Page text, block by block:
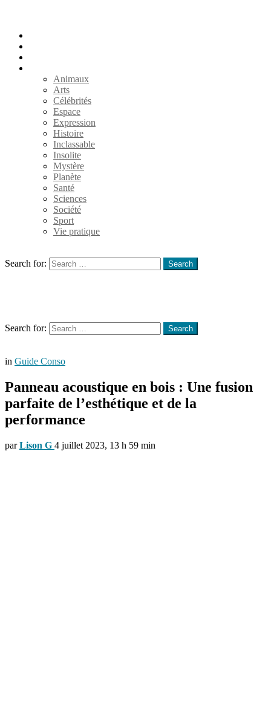
Animaux
Arts
Célébrités
Espace
Expression
Histoire
Inclassable
Insolite
Mystère
Planète
Santé
Sciences
Société
Sport
Vie pratique
Search for:
Search
Search for:
Search
in Guide Conso
Panneau acoustique en bois : Une fusion
parfaite de l’esthétique et de la
performance
par Lison G 4 juillet 2023, 13 h 59 min